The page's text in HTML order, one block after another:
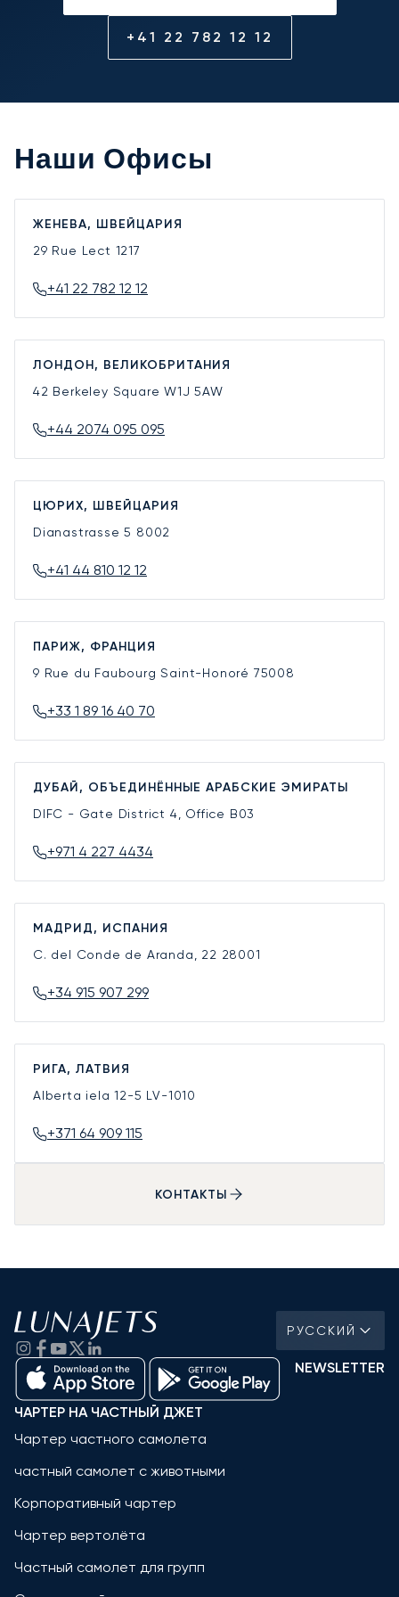
+41 22 782 12 12
Наши Офисы
ЖЕНЕВА, ШВЕЙЦАРИЯ
29 Rue Lect 1217
+41 22 782 12 12
ЛОНДОН, ВЕЛИКОБРИТАНИЯ
42 Berkeley SquareW1J 5AW
+44 2074 095 095
ЦЮРИХ, ШВЕЙЦАРИЯ
Dianastrasse 5 8002
+41 44 810 12 12
ПАРИЖ, ФРАНЦИЯ
9 Rue du Faubourg Saint-Honoré 75008
+33 1 89 16 40 70
ДУБАЙ, ОБЪЕДИНЁННЫЕ АРАБСКИЕ ЭМИРАТЫ
DIFC - Gate District 4, Office B03
+971 4 227 4434
МАДРИД, ИСПАНИЯ
C. del Conde de Aranda, 22 28001
+34 915 907 299
РИГА, ЛАТВИЯ
Alberta iela 12-5 LV-1010
+371 64 909 115
КОНТАКТЫ
РУССКИЙ
NEWSLETTER
ЧАРТЕР НА ЧАСТНЫЙ ДЖЕТ
Чартер частного самолета
частный самолет с животными
Корпоративный чартер
Чартер вертолёта
Частный самолет для групп